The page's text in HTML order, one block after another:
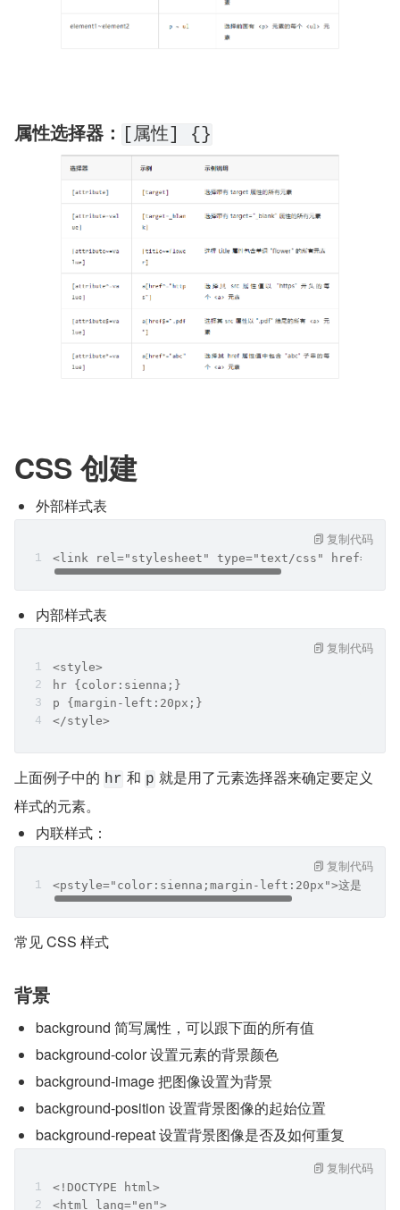
属性选择器： [属性] {}
CSS 创建
外部样式表
<link rel="stylesheet" type="text/css"
复制代码
内部样式表
<style>
hr {color:sienna;}
p {margin-left:20px;}
</style>
复制代码
上面例子中的 hr 和 p 就是用了元素选择器来确定要定义
样式的元素。
内联样式：
<pstyle="color:sienna;margin-left:20px">这是一个段
复制代码
常见 CSS 样式
背景
background 简写属性，可以跟下面的所有值
background-color 设置元素的背景颜色
background-image 把图像设置为背景
background-position 设置背景图像的起始位置
background-repeat 设置背景图像是否及如何重复
<!DOCTYPE html>
<html lang="en">
复制代码